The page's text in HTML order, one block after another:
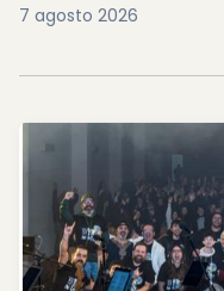
7 agosto 2026